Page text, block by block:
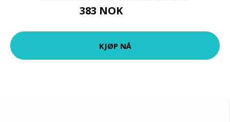
383 NOK
KJØP NÅ